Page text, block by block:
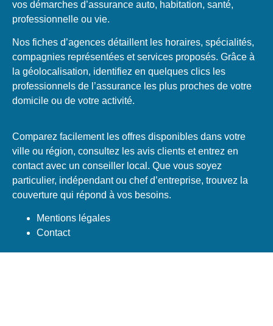
vos démarches d’assurance auto, habitation, santé,
professionnelle ou vie.
Nos fiches d’agences détaillent les horaires, spécialités,
compagnies représentées et services proposés. Grâce à
la géolocalisation, identifiez en quelques clics les
professionnels de l’assurance les plus proches de votre
domicile ou de votre activité.
Comparez facilement les offres disponibles dans votre
ville ou région, consultez les avis clients et entrez en
contact avec un conseiller local. Que vous soyez
particulier, indépendant ou chef d’entreprise, trouvez la
couverture qui répond à vos besoins.
Mentions légales
Contact